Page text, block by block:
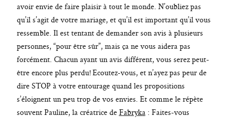
avoir envie de faire plaisir à tout le monde. N’oubliez pas
qu’il s’agit de votre mariage, et qu’il est important qu’il vous
ressemble. Il est tentant de demander son avis à plusieurs
personnes, “pour être sûr”, mais ça ne vous aidera pas
forcément. Chacun ayant un avis différent, vous serez peut-
être encore plus perdu! Ecoutez-vous, et n’ayez pas peur de
dire STOP à votre entourage quand les propositions
s’éloignent un peu trop de vos envies. Et comme le répète
souvent Pauline, la créatrice deFabryka: Faites-vous